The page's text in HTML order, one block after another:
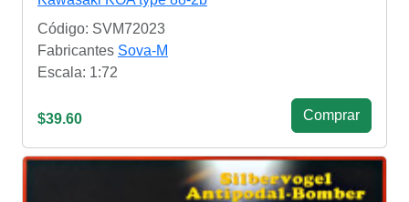
Código: SVM72023
Fabricantes Sova-M
Escala: 1:72
$39.60 Сomprar